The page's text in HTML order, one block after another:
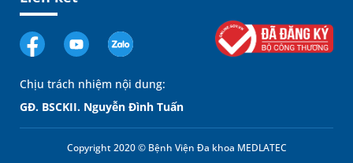
Chịu trách nhiệm nội dung:
GĐ. BSCKII. Nguyễn Đình Tuấn
Copyright 2020 © Bệnh Viện Đa khoa MEDLATEC